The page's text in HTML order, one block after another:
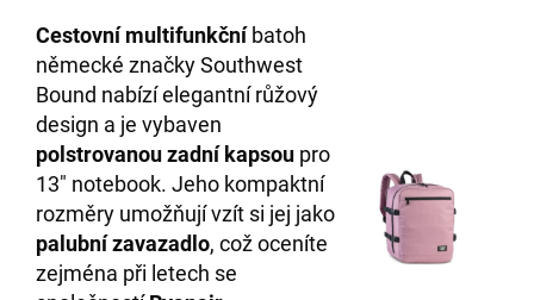
Cestovní multifunkčníbatoh
německé značky Southwest
Bound nabízí elegantní růžový
design a je vybaven
polstrovanou zadní kapsou pro
13" notebook. Jeho kompaktní
rozměry umožňují vzít si jej jako
palubní zavazadlo, což oceníte
zejména při letech se